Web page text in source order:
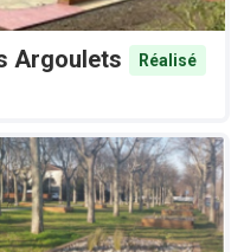
Argoulets
Réalisé